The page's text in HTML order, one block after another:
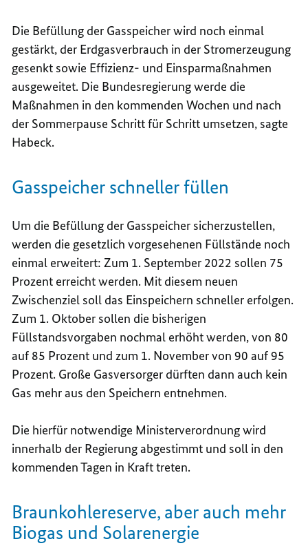
Die Befüllung der Gasspeicher wird noch einmal
gestärkt, der Erdgasverbrauch in der Stromerzeugung
gesenkt sowie Effizienz- und Einsparmaßnahmen
ausgeweitet. Die Bundesregierung werde die
Maßnahmen in den kommenden Wochen und nach
der Sommerpause Schritt für Schritt umsetzen, sagte
Habeck.
Gasspeicher schneller füllen
Um die Befüllung der Gasspeicher sicherzustellen,
werden die gesetzlich vorgesehenen Füllstände noch
einmal erweitert: Zum 1. September 2022 sollen 75
Prozent erreicht werden. Mit diesem neuen
Zwischenziel soll das Einspeichern schneller erfolgen.
Zum 1. Oktober sollen die bisherigen
Füllstandsvorgaben nochmal erhöht werden, von 80
auf 85 Prozent und zum 1. November von 90 auf 95
Prozent. Große Gasversorger dürften dann auch kein
Gas mehr aus den Speichern entnehmen.
Die hierfür notwendige Ministerverordnung wird
innerhalb der Regierung abgestimmt und soll in den
kommenden Tagen in Kraft treten.
Braunkohlereserve, aber auch mehr
Biogas und Solarenergie